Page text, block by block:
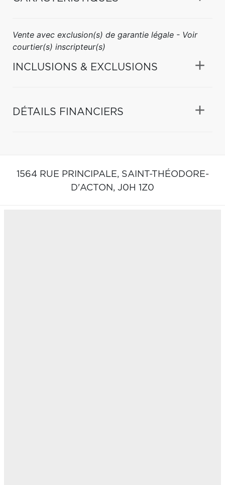
Vente avec exclusion(s) de garantie légale - Voir
courtier(s) inscripteur(s)
INCLUSIONS & EXCLUSIONS
DÉTAILS FINANCIERS
1564 RUE PRINCIPALE, SAINT-THÉODORE-
D'ACTON, J0H 1Z0